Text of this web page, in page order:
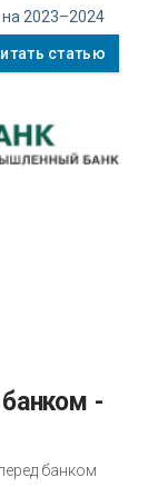
2023–2024
статью
-
банком